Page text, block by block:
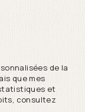
de la
que mes
et
consultez